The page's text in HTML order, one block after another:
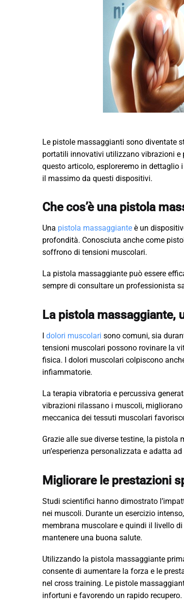
Le pistole massaggianti sono diventate
portatili innovativi utilizzano vibrazioni e
questo articolo, esploreremo in dettaglio
il massimo da questi dispositivi.
Che cos’è una pistola
Una pistola massaggiante è un
profondità. Conosciuta anche come
soffrono di tensioni muscolari.
La pistola massaggiante può essere
sempre di consultare un professionista
La pistola massaggiante,
I dolori muscolari sono comuni, sia
tensioni muscolari possono rovinare la
fisica. I dolori muscolari colpiscono
infiammatorie.
La terapia vibratoria e percussiva
vibrazioni rilassano i muscoli,
meccanica dei tessuti muscolari
Grazie alle sue diverse testine, la
un’esperienza personalizzata e adatta
Migliorare le prestazioni
Studi scientifici hanno dimostrato
nei muscoli. Durante un esercizio
membrana muscolare e quindi il livello
mantenere una buona salute.
Utilizzando la pistola massaggiante
consente di aumentare la forza e le
nel cross training. Le pistole
infortuni e favorendo un rapido recupero.